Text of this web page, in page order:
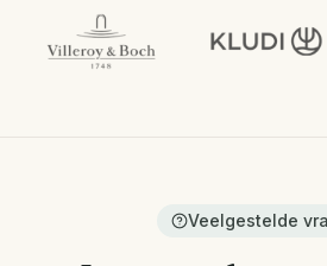
Veelgestelde